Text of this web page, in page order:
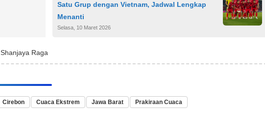
Satu Grup dengan Vietnam, Jadwal Lengkap
Menanti
Selasa, 10 Maret 2026
Shanjaya Raga
Cirebon Cuaca Ekstrem Jawa Barat Prakiraan Cuaca